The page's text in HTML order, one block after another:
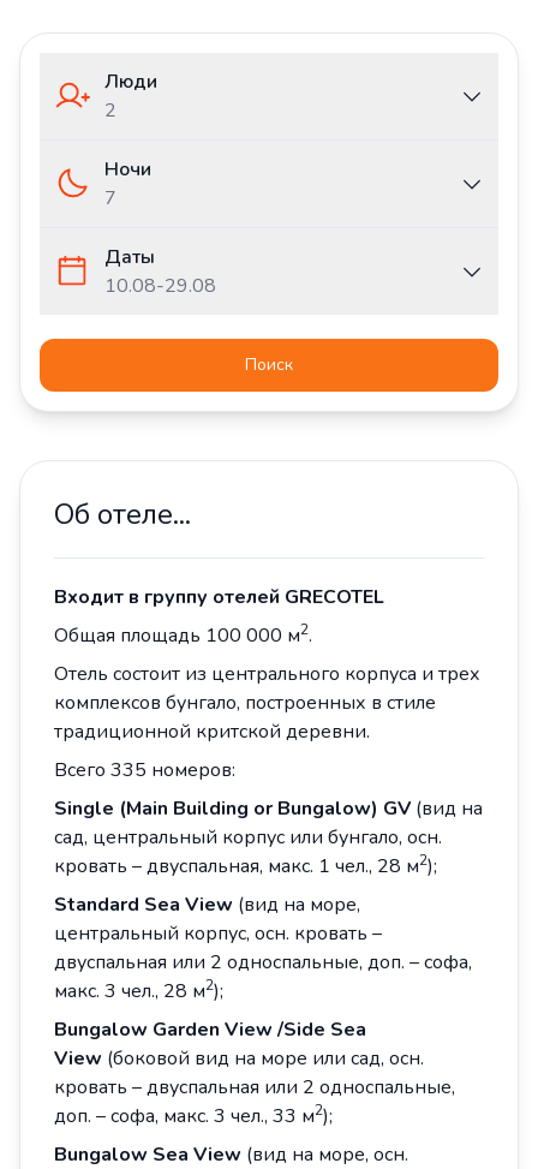
Люди
2
Ночи
7
Даты
10.08-29.08
Поиск
Об отеле...
Входит в группу отелей GRECOTEL
Общая площадь 100 000 м2.
Отель состоит из центрального корпуса и трех
комплексов бунгало, построенных в стиле
традиционной критской деревни.
Всего 335 номеров:
Single (Main Building or Bungalow) GV (вид на
сад, центральный корпус или бунгало, осн.
кровать – двуспальная, макс. 1 чел., 28 м2);
Standard Sea View (вид на море,
центральный корпус, осн. кровать –
двуспальная или 2 односпальные, доп. – софа,
макс. 3 чел., 28 м2);
Bungalow Garden View /Side Sea
View (боковой вид на море или сад, осн.
кровать – двуспальная или 2 односпальные,
доп. – софа, макс. 3 чел., 33 м2);
Bungalow Sea View (вид на море, осн.